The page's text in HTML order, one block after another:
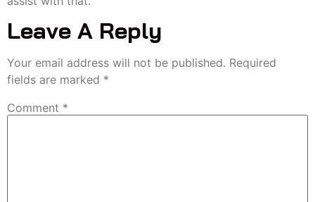
Leave A Reply
Your email address will not be published. Required
fields are marked *
Comment *